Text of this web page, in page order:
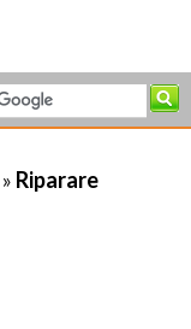
» Riparare